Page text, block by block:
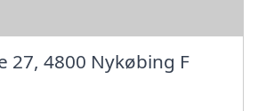
27, 4800 Nykøbing F